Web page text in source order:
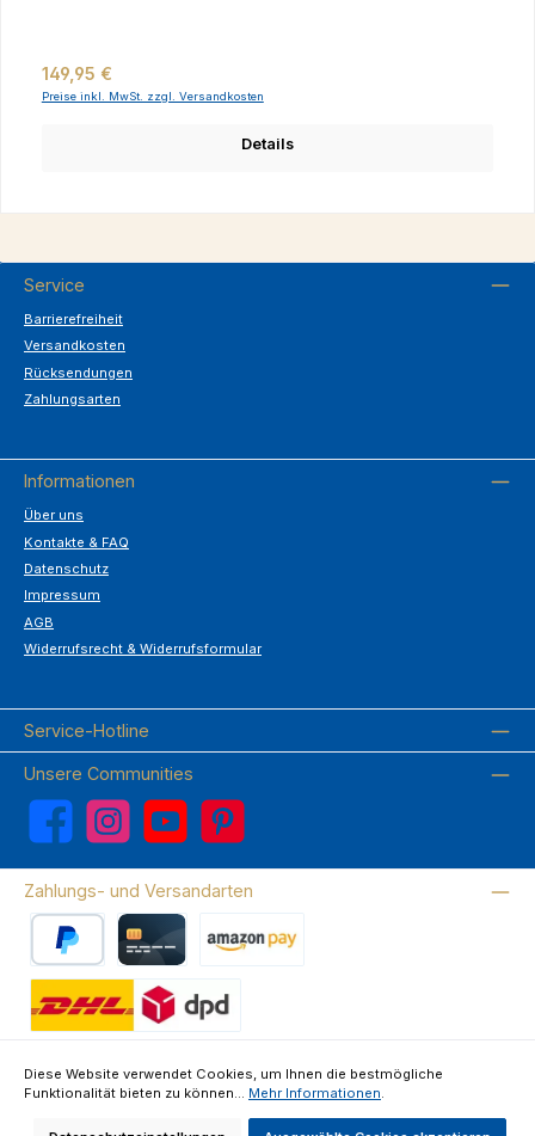
Regulärer Preis:
149,95 €
Preise inkl. MwSt. zzgl. Versandkosten
Details
Service
Barrierefreiheit
Versandkosten
Rücksendungen
Zahlungsarten
Informationen
Über uns
Kontakte & FAQ
Datenschutz
Impressum
AGB
Widerrufsrecht & Widerrufsformular
Service-Hotline
Unsere Communities
Facebook Instagram YouTube Pinterest
Zahlungs- und Versandarten
Über uns Kontakte & FAQ Datenschutz Impressum
Diese Website verwendet Cookies, um Ihnen die bestmögliche
Funktionalität bieten zu können... Mehr Informationen.